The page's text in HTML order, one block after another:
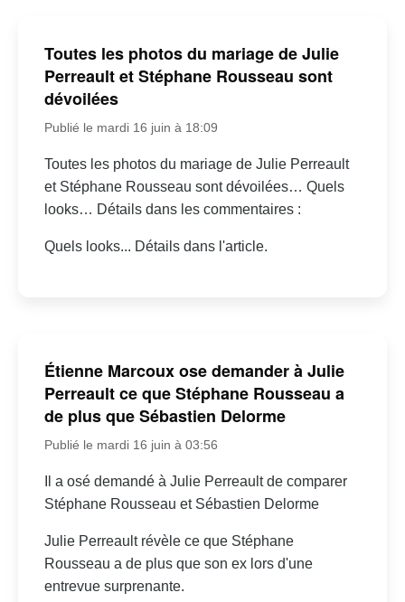
Toutes les photos du mariage de Julie
Perreault et Stéphane Rousseau sont
dévoilées
Publié le mardi 16 juin à 18:09
Toutes les photos du mariage de Julie Perreault
et Stéphane Rousseau sont dévoilées… Quels
looks… Détails dans les commentaires :
Quels looks... Détails dans l'article.
Étienne Marcoux ose demander à Julie
Perreault ce que Stéphane Rousseau a
de plus que Sébastien Delorme
Publié le mardi 16 juin à 03:56
Il a osé demandé à Julie Perreault de comparer
Stéphane Rousseau et Sébastien Delorme
Julie Perreault révèle ce que Stéphane
Rousseau a de plus que son ex lors d'une
entrevue surprenante.